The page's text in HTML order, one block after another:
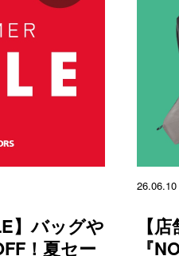
】バッグや
！夏セー
26.06.10
【
『